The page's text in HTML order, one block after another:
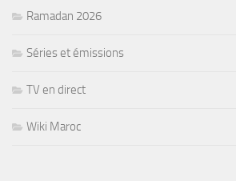
Ramadan 2026
Séries et émissions
TV en direct
Wiki Maroc